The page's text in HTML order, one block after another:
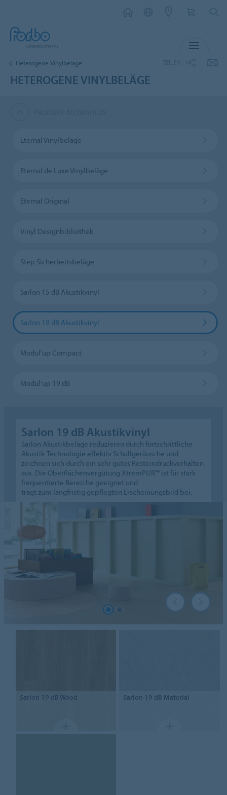
Heterogene Vinylbeläge
HETEROGENE VINYLBELÄGE
Eternal Vinylbeläge
Eternal de Luxe Vinylbeläge
Eternal Original
Vinyl Designbibliothek
Step Sicherheitsbeläge
Sarlon 15 dB Akustikvinyl
Sarlon 19 dB Akustikvinyl
Modul'up Compact
Modul'up 19 dB
Sarlon 19 dB Akustikvinyl
Sarlon Akustikbeläge reduzieren durch fortschrittliche
Akustik-Technologie effektiv Schallgeräusche und
zeichnen sich durch ein sehr gutes Resteindruckverhalten
aus. Die Oberflächenvergütung XtremPUR™ ist für stark
frequentierte Bereiche geeignet und
trägt zum langfristig gepflegten Erscheinungsbild bei.
Sarlon 19 dB Wood Sarlon 19 dB Material